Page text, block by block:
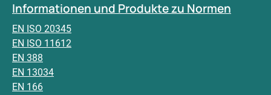
Informationen und Produkte zu Normen
EN ISO 20345
EN ISO 11612
EN 388
EN 13034
EN 166